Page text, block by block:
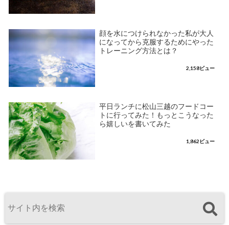
顔を水につけられなかった私が大人
になってから克服するためにやった
トレーニング方法とは？
2,158ビュー
平日ランチに松山三越のフードコー
トに行ってみた！もっとこうなった
ら嬉しいを書いてみた
1,862ビュー